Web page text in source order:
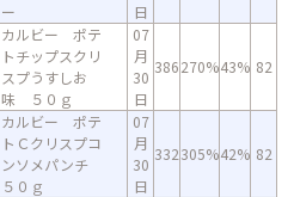
ー
日
カルビー ポテ
トチップスクリ
スプうすしお
味 ５０ｇ
07
月
30
日
386270%43% 82
カルビー ポテ
トＣクリスプコ
ンソメパンチ
５０ｇ
07
月
30
日
332305%42% 82